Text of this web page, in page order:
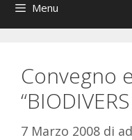
Menu
Convegno
7 Marzo 2008 di